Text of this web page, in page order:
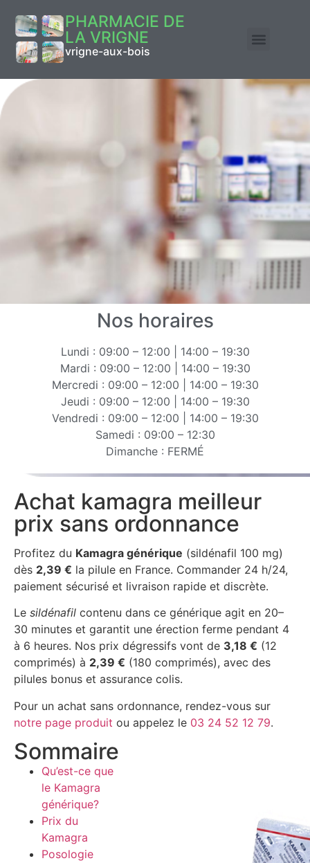
PHARMACIE DE
LA VRIGNE
vrigne-aux-bois
Nos horaires
Lundi : 09:00 – 12:00 | 14:00 – 19:30
Mardi : 09:00 – 12:00 | 14:00 – 19:30
Mercredi : 09:00 – 12:00 | 14:00 – 19:30
Jeudi : 09:00 – 12:00 | 14:00 – 19:30
Vendredi : 09:00 – 12:00 | 14:00 – 19:30
Samedi : 09:00 – 12:30
Dimanche : FERMÉ
Achat kamagra meilleur
prix sans ordonnance
Profitez du Kamagra générique (sildénafil 100 mg)
dès 2,39 € la pilule en France. Commander 24 h/24,
paiement sécurisé et livraison rapide et discrète.
Le sildénafil contenu dans ce générique agit en 20–
30 minutes et garantit une érection ferme pendant 4
à 6 heures. Nos prix dégressifs vont de 3,18 € (12
comprimés) à 2,39 € (180 comprimés), avec des
pilules bonus et assurance colis.
Pour un achat sans ordonnance, rendez-vous sur
notre page produit ou appelez le 03 24 52 12 79.
Sommaire
Qu’est-ce que
le Kamagra
générique?
Prix du
Kamagra
Posologie